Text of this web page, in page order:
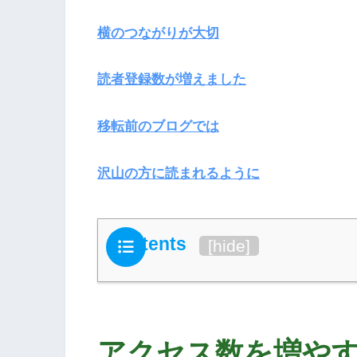
横のつながりが大切
読者登録数が増えました
移転前のブログでは
沢山の方に読まれるように
Contents [hide]